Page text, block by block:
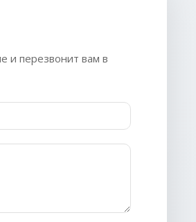
и перезвонит вам в